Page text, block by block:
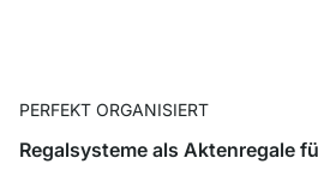
PERFEKT ORGANISIERT
Regalsysteme als Aktenregale